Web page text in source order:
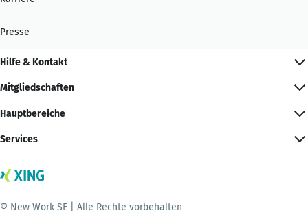
Presse
Hilfe & Kontakt
Mitgliedschaften
Hauptbereiche
Services
© New Work SE | Alle Rechte vorbehalten